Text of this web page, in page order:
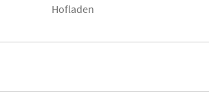
Hofladen